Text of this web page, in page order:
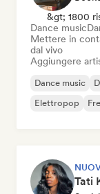
&gt; 1800
Dance music
Mettere in
dal vivo
Aggiungere
Dance music
Elettropop
Tati